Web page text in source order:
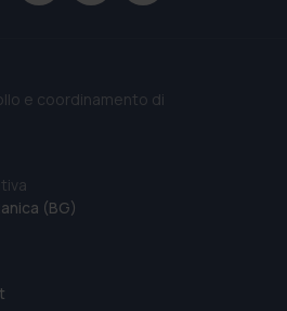
e coordinamento di
(BG)